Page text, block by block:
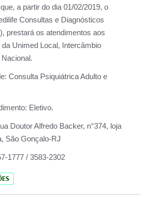
a partir do dia 01/02/2019, o
Consultas e Diagnósticos
prestará os atendimentos aos
da Unimed Local, Intercâmbio
Consulta Psiquiátrica Adulto e
Eletivo.
Doutor Alfredo Backer, n°374, loja
São Gonçalo-RJ
1777 / 3583-2302